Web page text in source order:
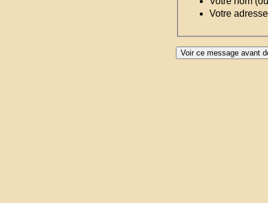
Votre